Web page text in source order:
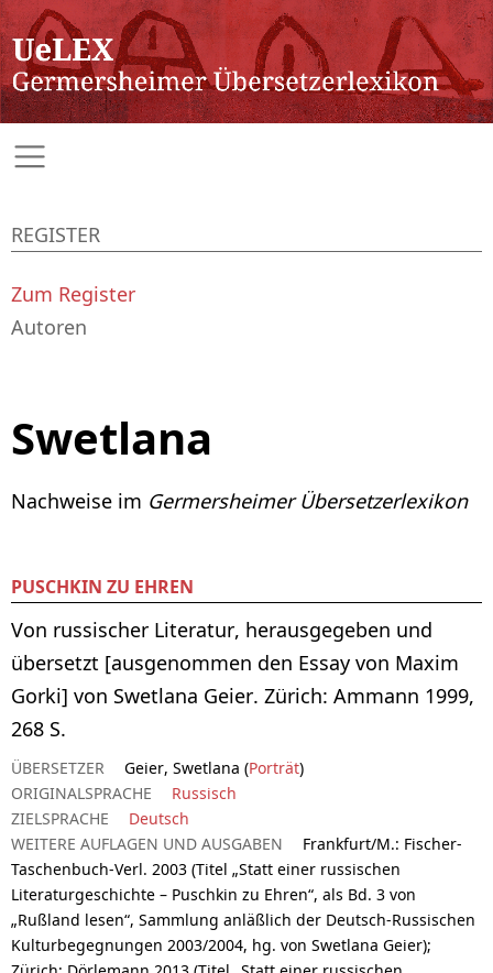
Swetlana
Nachweise im Germersheimer Übersetzerlexikon
PUSCHKIN ZU EHREN
Von russischer Literatur, herausgegeben und
übersetzt [ausgenommen den Essay von Maxim
Gorki] von Swetlana Geier. Zürich: Ammann 1999,
268 S.
ÜBERSETZER Geier, Swetlana (Porträt)
ORIGINALSPRACHE
Russisch
ZIELSPRACHE
Deutsch
WEITERE AUFLAGEN UND AUSGABEN
Frankfurt/M.: Fischer-
Taschenbuch-Verl. 2003 (Titel „Statt einer russischen
Literaturgeschichte – Puschkin zu Ehren“, als Bd. 3 von
„Rußland lesen“, Sammlung anläßlich der Deutsch-Russischen
Kulturbegegnungen 2003/2004, hg. von Swetlana Geier);
REGISTER
Zum Register
Autoren